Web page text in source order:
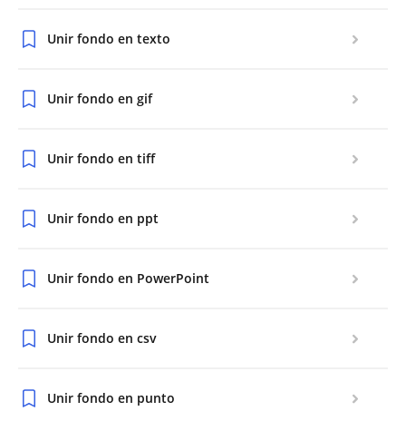
Unir fondo en texto
Unir fondo en gif
Unir fondo en tiff
Unir fondo en ppt
Unir fondo en PowerPoint
Unir fondo en csv
Unir fondo en punto